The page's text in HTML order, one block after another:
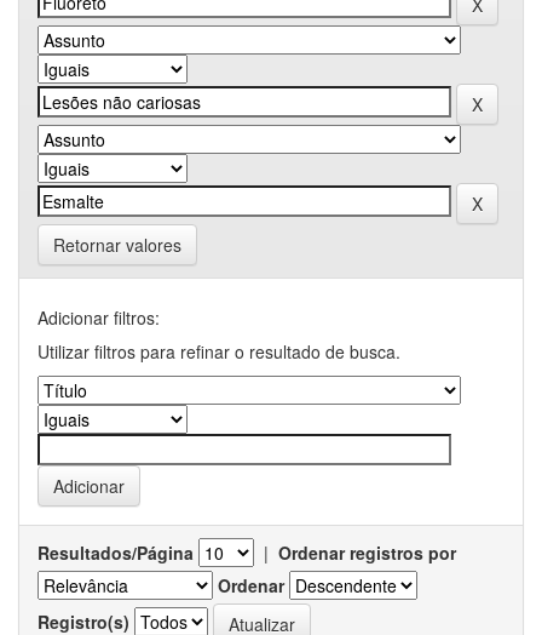
Retornar valores
Adicionar filtros:
Utilizar filtros para refinar o resultado de busca.
Resultados/Página | Ordenar registros por
Ordenar
Registro(s)